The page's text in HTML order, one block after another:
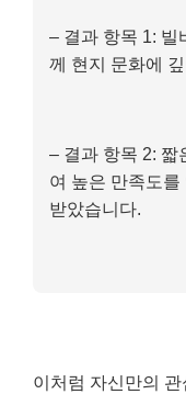
– 결과 항목 1: 빌
께 현지 문화에
– 결과 항목 2: 짧
여 높은 만족도
받았습니다.
이처럼 자신만의